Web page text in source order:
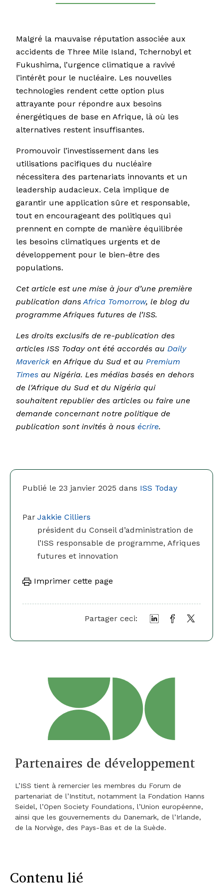
Publié le 23 janvier 2025 dans ISS Today
Par Jakkie Cilliers
président du Conseil d’administration de
l’ISS responsable de programme, Afriques
futures et innovation
Imprimer cette page
Partager ceci:
Malgré la mauvaise réputation associée aux
accidents de Three Mile Island, Tchernobyl et
Fukushima, l’urgence climatique a ravivé
l’intérêt pour le nucléaire. Les nouvelles
technologies rendent cette option plus
attrayante pour répondre aux besoins
énergétiques de base en Afrique, là où les
alternatives restent insuffisantes.
Promouvoir l’investissement dans les
utilisations pacifiques du nucléaire
nécessitera des partenariats innovants et un
leadership audacieux. Cela implique de
garantir une application sûre et responsable,
tout en encourageant des politiques qui
prennent en compte de manière équilibrée
les besoins climatiques urgents et de
développement pour le bien-être des
populations.
Cet article est une mise à jour d’une première
publication dans Africa Tomorrow, le blog du
programme Afriques futures de l’ISS.
Les droits exclusifs de re-publication des
articles ISS Today ont été accordés au Daily
Maverick en Afrique du Sud et au Premium
Times au Nigéria. Les médias basés en dehors
de l'Afrique du Sud et du Nigéria qui
souhaitent republier des articles ou faire une
demande concernant notre politique de
publication sont invités à nous écrire.
Partenaires de développement
L’ISS tient à remercier les membres du Forum de
partenariat de l’Institut, notamment la Fondation Hanns
Seidel, l’Open Society Foundations, l’Union européenne,
ainsi que les gouvernements du Danemark, de l’Irlande,
de la Norvège, des Pays-Bas et de la Suède.
Contenu lié